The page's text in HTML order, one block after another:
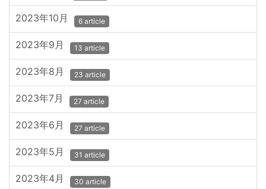
2023年10月 6 article
2023年9月 13 article
2023年8月 23 article
2023年7月 27 article
2023年6月 27 article
2023年5月 31 article
2023年4月 30 article